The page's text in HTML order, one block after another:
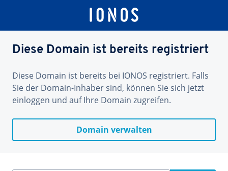
Diese Domain ist bereits registriert
Diese Domain ist bereits bei IONOS registriert. Falls
Sie der Domain-Inhaber sind, können Sie sich jetzt
einloggen und auf Ihre Domain zugreifen.
Domain verwalten